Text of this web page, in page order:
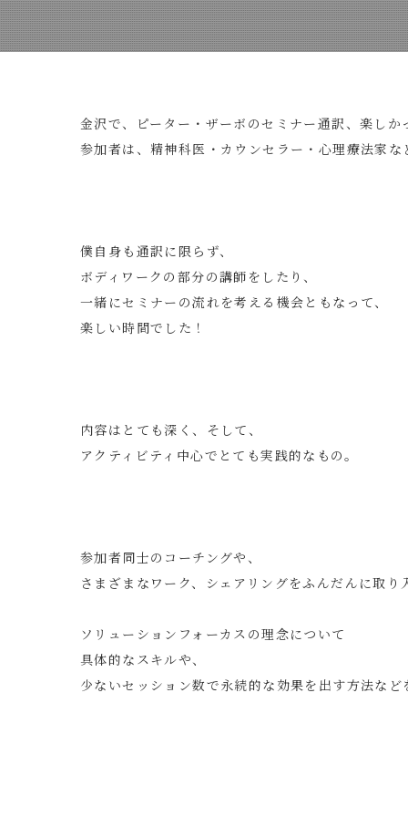
金沢で、ピーター・ザーボのセミナー通訳、楽しか
参加者は、精神科医・カウンセラー・心理療法家な
僕自身も通訳に限らず、
ボディワークの部分の講師をしたり、
一緒にセミナーの流れを考える機会ともなって、
楽しい時間でした！
内容はとても深く、そして、
アクティビティ中心でとても実践的なもの。
参加者同士のコーチングや、
さまざまなワーク、シェアリングをふんだんに取り
ソリューションフォーカスの理念について
具体的なスキルや、
少ないセッション数で永続的な効果を出す方法など